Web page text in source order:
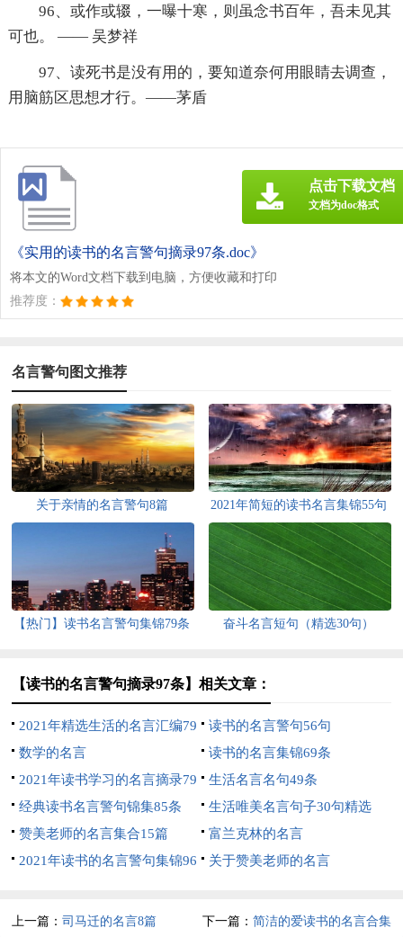
96、或作或辍，一曝十寒，则虽念书百年，吾未见其
可也。 —— 吴梦祥
97、读死书是没有用的，要知道奈何用眼睛去调查，
用脑筋区思想才行。——茅盾
《实用的读书的名言警句摘录97条.doc》
将本文的Word文档下载到电脑，方便收藏和打印
推荐度：
点击下载文档
文档为doc格式
名言警句图文推荐
关于亲情的名言警句8篇 2021年简短的读书名言集锦55句
【热门】读书名言警句集锦79条 奋斗名言短句（精选30句）
【读书的名言警句摘录97条】相关文章：
2021年精选生活的名言汇编79
句
读书的名言警句56句
数学的名言
读书的名言集锦69条
2021年读书学习的名言摘录79
句
生活名言名句49条
经典读书名言警句锦集85条
生活唯美名言句子30句精选
赞美老师的名言集合15篇
富兰克林的名言
2021年读书的名言警句集锦96
关于赞美老师的名言
上一篇：司马迁的名言8篇 下一篇： 简洁的爱读书的名言合集